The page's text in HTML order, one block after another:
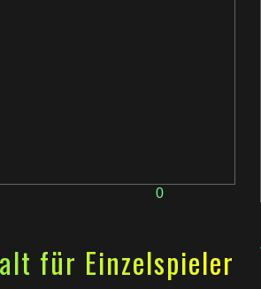
0
für Einzelspieler